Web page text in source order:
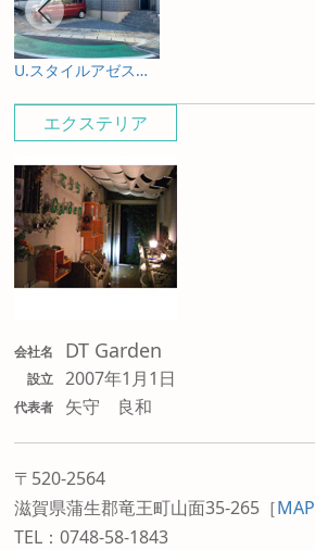
エクステリア
会社名 DT Garden
設立 2007年1月1日
代表者 矢守 良和
〒520-2564
滋賀県蒲生郡竜王町山面35-265 ［MAP
TEL：0748-58-1843
U.スタイルアゼスト プレミアムタイプ